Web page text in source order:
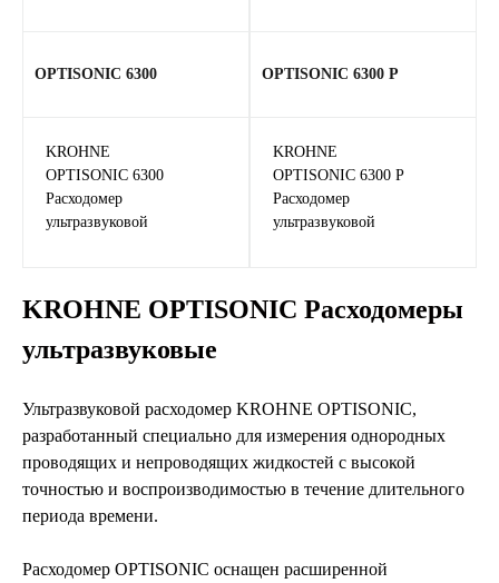
OPTISONIC 6300
KROHNE
OPTISONIC 6300
Расходомер
ультразвуковой
OPTISONIC 6300 Р
KROHNE
OPTISONIC 6300 Р
Расходомер
ультразвуковой
KROHNE OPTISONIC Расходомеры
ультразвуковые
Ультразвуковой расходомер KROHNE OPTISONIC,
разработанный специально для измерения однородных
проводящих и непроводящих жидкостей с высокой
точностью и воспроизводимостью в течение длительного
периода времени.
Расходомер OPTISONIC оснащен расширенной